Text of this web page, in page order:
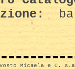
Micaela e C.